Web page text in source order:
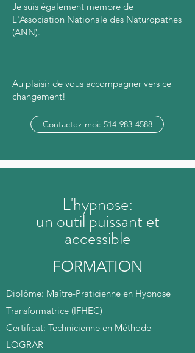
Je suis également membre de
L'Association Nationale des Naturopathes
(ANN).
Au plaisir de vous accompagner vers ce
changement!
Contactez-moi: 514-983-4588
L'hypnose:
un outil puissant et
accessible
FORMATION
Diplôme: Maître-Praticienne en Hypnose
Transformatrice (IFHEC)
Certificat: Technicienne en Méthode
LOGRAR